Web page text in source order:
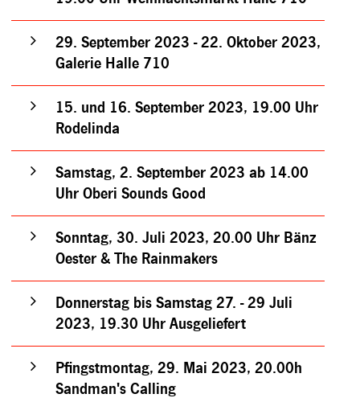
29. September 2023 - 22. Oktober 2023,
Galerie Halle 710
15. und 16. September 2023, 19.00 Uhr
Rodelinda
Samstag, 2. September 2023 ab 14.00
Uhr Oberi Sounds Good
Sonntag, 30. Juli 2023, 20.00 Uhr Bänz
Oester & The Rainmakers
Donnerstag bis Samstag 27. - 29 Juli
2023, 19.30 Uhr Ausgeliefert
Pfingstmontag, 29. Mai 2023, 20.00h
Sandman's Calling